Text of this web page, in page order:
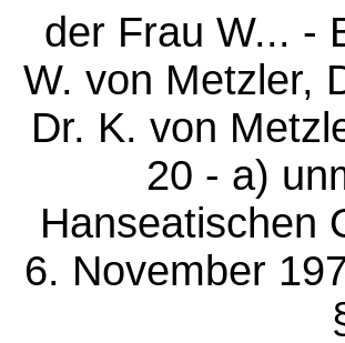
der Frau W... -
W. von Metzler,
Dr. K. von
20 - a)
Hanseatischen
6. November